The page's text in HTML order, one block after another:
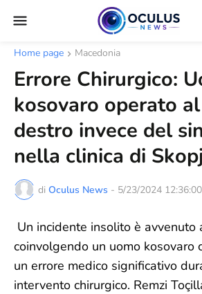
Home page Macedonia
Errore Chirurgico:
kosovaro operato
destro invece del
nella clinica di
di Oculus News - 5/23/2024
Un incidente insolito è avvenuto
coinvolgendo un uomo kosovaro
un errore medico significativo
intervento chirurgico. Remzi